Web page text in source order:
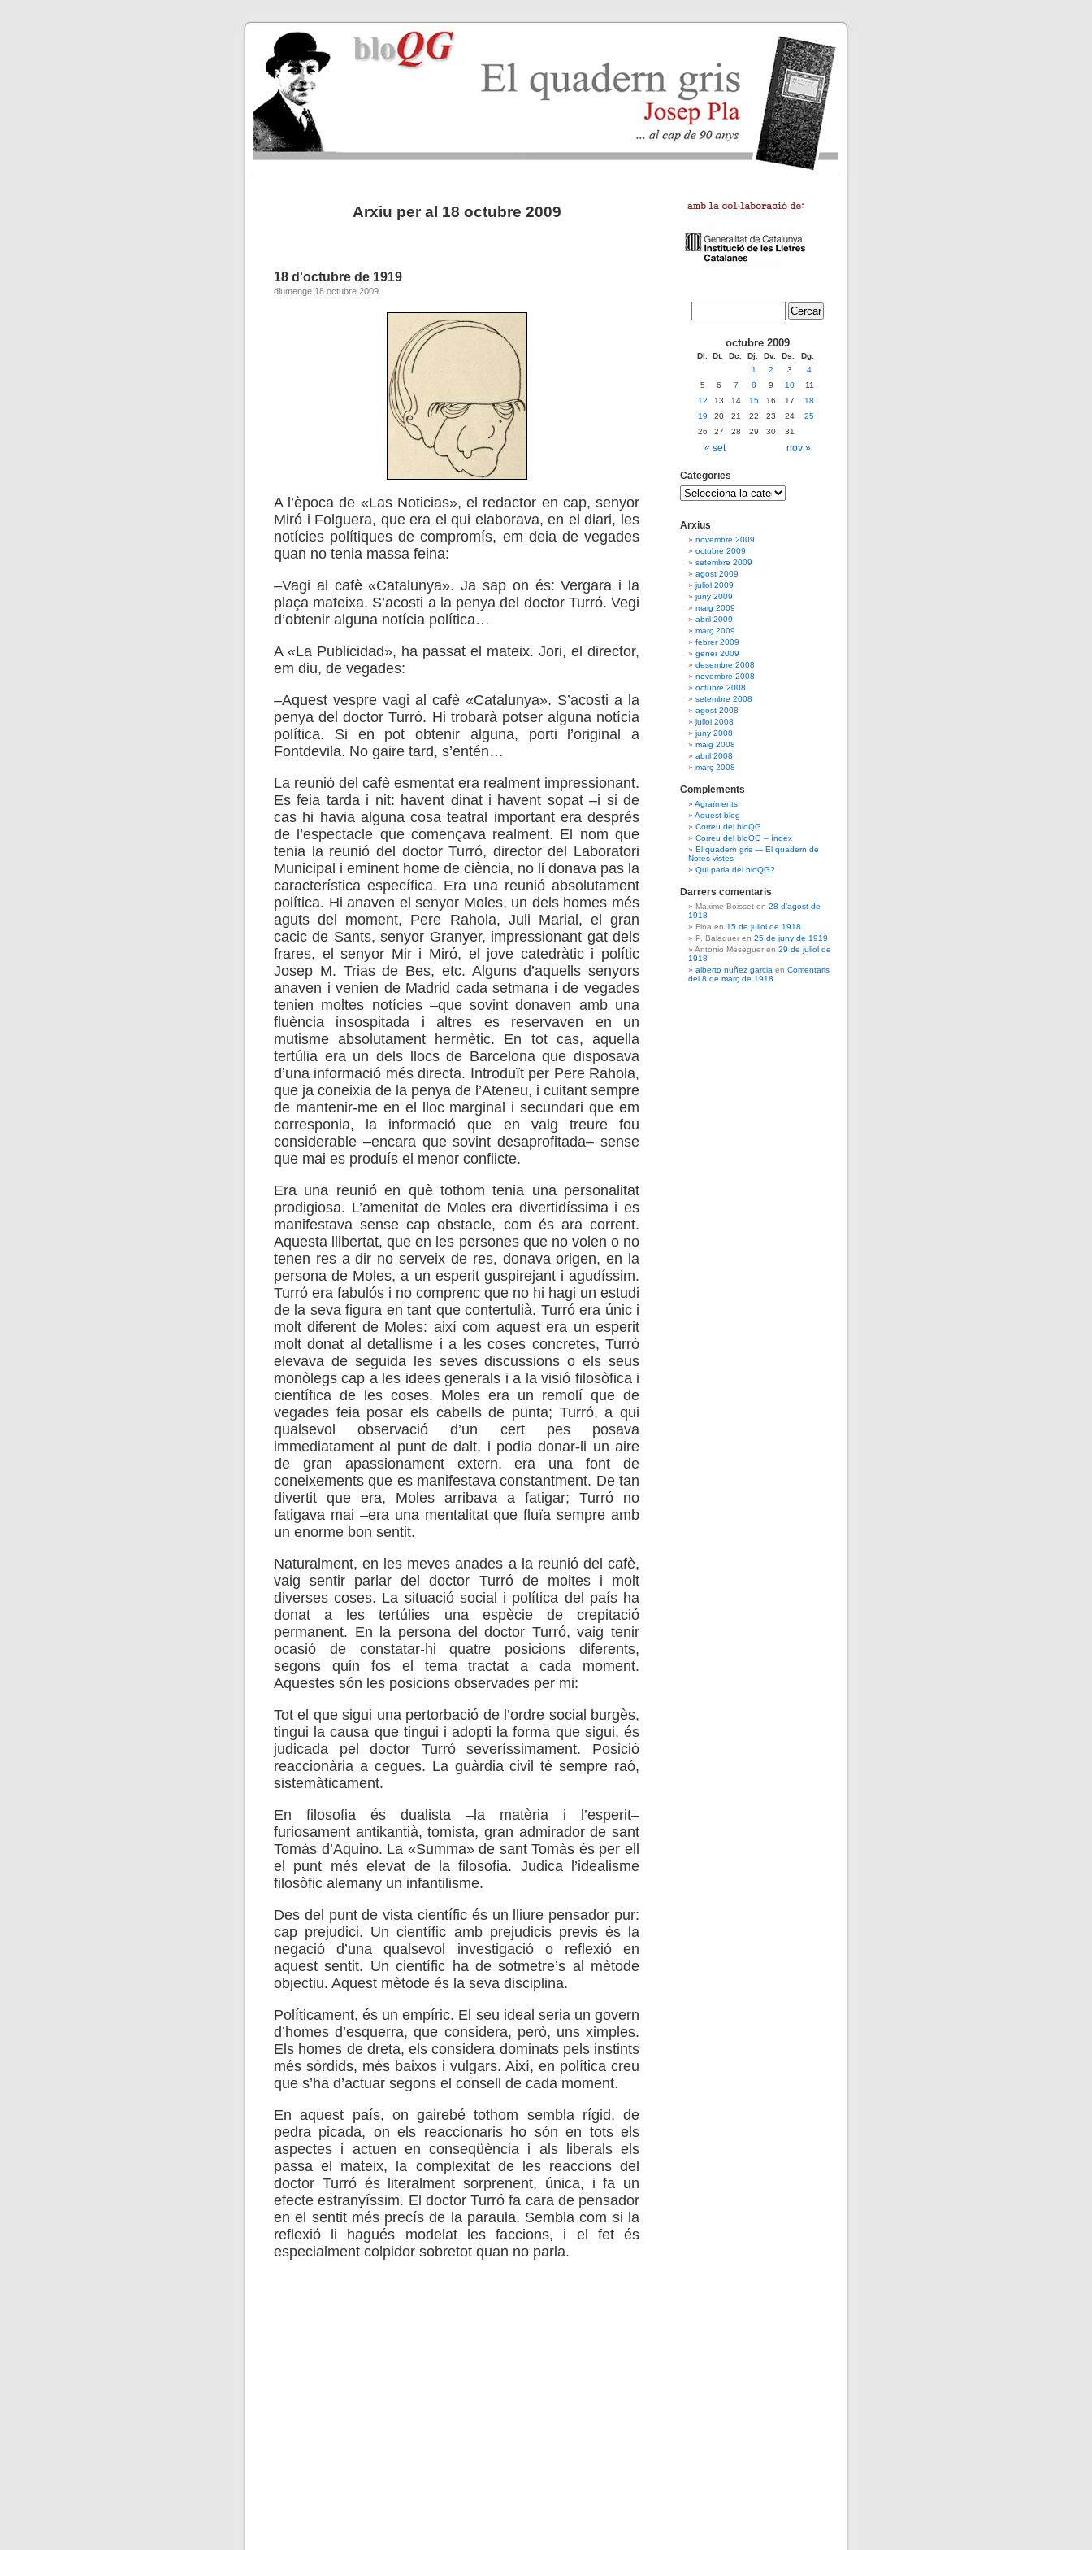
Arxiu per al 18 octubre 2009
18 d'octubre de 1919
diumenge 18 octubre 2009
A l’època de «Las Noticias», el redactor en cap, senyor
Miró i Folguera, que era el qui elaborava, en el diari, les
notícies polítiques de compromís, em deia de vegades
quan no tenia massa feina:
–Vagi al cafè «Catalunya». Ja sap on és: Vergara i la
plaça mateixa. S’acosti a la penya del doctor Turró. Vegi
d’obtenir alguna notícia política…
A «La Publicidad», ha passat el mateix. Jori, el director,
em diu, de vegades:
–Aquest vespre vagi al cafè «Catalunya». S’acosti a la
penya del doctor Turró. Hi trobarà potser alguna notícia
política. Si en pot obtenir alguna, porti l’original a
Fontdevila. No gaire tard, s’entén…
La reunió del cafè esmentat era realment impressionant.
Es feia tarda i nit: havent dinat i havent sopat –i si de
cas hi havia alguna cosa teatral important era després
de l’espectacle que començava realment. El nom que
tenia la reunió del doctor Turró, director del Laboratori
Municipal i eminent home de ciència, no li donava pas la
característica específica. Era una reunió absolutament
política. Hi anaven el senyor Moles, un dels homes més
aguts del moment, Pere Rahola, Juli Marial, el gran
cacic de Sants, senyor Granyer, impressionant gat dels
frares, el senyor Mir i Miró, el jove catedràtic i polític
Josep M. Trias de Bes, etc. Alguns d’aquells senyors
anaven i venien de Madrid cada setmana i de vegades
tenien moltes notícies –que sovint donaven amb una
fluència insospitada i altres es reservaven en un
mutisme absolutament hermètic. En tot cas, aquella
tertúlia era un dels llocs de Barcelona que disposava
d’una informació més directa. Introduït per Pere Rahola,
que ja coneixia de la penya de l’Ateneu, i cuitant sempre
de mantenir-me en el lloc marginal i secundari que em
corresponia, la informació que en vaig treure fou
considerable –encara que sovint desaprofitada– sense
que mai es produís el menor conflicte.
Era una reunió en què tothom tenia una personalitat
prodigiosa. L’amenitat de Moles era divertidíssima i es
manifestava sense cap obstacle, com és ara corrent.
Aquesta llibertat, que en les persones que no volen o no
tenen res a dir no serveix de res, donava origen, en la
persona de Moles, a un esperit guspirejant i agudíssim.
Turró era fabulós i no comprenc que no hi hagi un estudi
de la seva figura en tant que contertulià. Turró era únic i
molt diferent de Moles: així com aquest era un esperit
molt donat al detallisme i a les coses concretes, Turró
elevava de seguida les seves discussions o els seus
monòlegs cap a les idees generals i a la visió filosòfica i
científica de les coses. Moles era un remolí que de
vegades feia posar els cabells de punta; Turró, a qui
qualsevol observació d’un cert pes posava
immediatament al punt de dalt, i podia donar-li un aire
de gran apassionament extern, era una font de
coneixements que es manifestava constantment. De tan
divertit que era, Moles arribava a fatigar; Turró no
fatigava mai –era una mentalitat que fluïa sempre amb
un enorme bon sentit.
Naturalment, en les meves anades a la reunió del cafè,
vaig sentir parlar del doctor Turró de moltes i molt
diverses coses. La situació social i política del país ha
donat a les tertúlies una espècie de crepitació
permanent. En la persona del doctor Turró, vaig tenir
ocasió de constatar-hi quatre posicions diferents,
segons quin fos el tema tractat a cada moment.
Aquestes són les posicions observades per mi:
Tot el que sigui una pertorbació de l’ordre social burgès,
tingui la causa que tingui i adopti la forma que sigui, és
judicada pel doctor Turró severíssimament. Posició
reaccionària a cegues. La guàrdia civil té sempre raó,
sistemàticament.
En filosofia és dualista –la matèria i l’esperit–
furiosament antikantià, tomista, gran admirador de sant
Tomàs d’Aquino. La «Summa» de sant Tomàs és per ell
el punt més elevat de la filosofia. Judica l’idealisme
filosòfic alemany un infantilisme.
Des del punt de vista científic és un lliure pensador pur:
cap prejudici. Un científic amb prejudicis previs és la
negació d’una qualsevol investigació o reflexió en
aquest sentit. Un científic ha de sotmetre’s al mètode
objectiu. Aquest mètode és la seva disciplina.
Políticament, és un empíric. El seu ideal seria un govern
d’homes d’esquerra, que considera, però, uns ximples.
Els homes de dreta, els considera dominats pels instints
més sòrdids, més baixos i vulgars. Així, en política creu
que s’ha d’actuar segons el consell de cada moment.
En aquest país, on gairebé tothom sembla rígid, de
pedra picada, on els reaccionaris ho són en tots els
aspectes i actuen en conseqüència i als liberals els
passa el mateix, la complexitat de les reaccions del
doctor Turró és literalment sorprenent, única, i fa un
efecte estranyíssim. El doctor Turró fa cara de pensador
en el sentit més precís de la paraula. Sembla com si la
reflexió li hagués modelat les faccions, i el fet és
especialment colpidor sobretot quan no parla.
octubre 2009
Dl. Dt. Dc. Dj. Dv. Ds. Dg.
« set nov »
1 2 3
4
5
6 7 8 9 10
11
12
13 14 15 16 17
18
19
20 21 22 23 24
25
26
27 28 29 30 31
Categories
Arxius
novembre 2009
octubre 2009
setembre 2009
agost 2009
juliol 2009
juny 2009
maig 2009
abril 2009
març 2009
febrer 2009
gener 2009
desembre 2008
novembre 2008
octubre 2008
setembre 2008
agost 2008
juliol 2008
juny 2008
maig 2008
abril 2008
març 2008
Complements
Agraïments
Aquest blog
Correu del bloQG
Correu del bloQG – índex
El quadern gris — El quadern de
Notes vistes
Qui parla del bloQG?
Darrers comentaris
Maxime Boisset en 28 d’agost de
1918
Fina en 15 de juliol de 1918
P. Balaguer en 25 de juny de 1919
Antonio Meseguer en 29 de juliol de
1918
alberto nuñez garcia en Comentaris
del 8 de març de 1918